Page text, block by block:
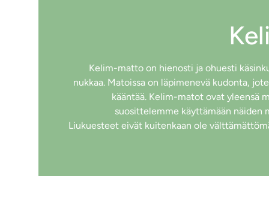
Kelim-matto on hienosti ja ohuesti
nukkaa. Matoissa on läpimenevä kudonta,
kääntää. Kelim-matot ovat yleensä
suosittelemme käyttämään näiden
Liukuesteet eivät kuitenkaan ole